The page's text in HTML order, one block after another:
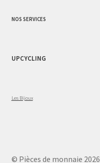
NOS SERVICES
UPCYCLING
Les Bijoux
© Pièces de monnaie 2026